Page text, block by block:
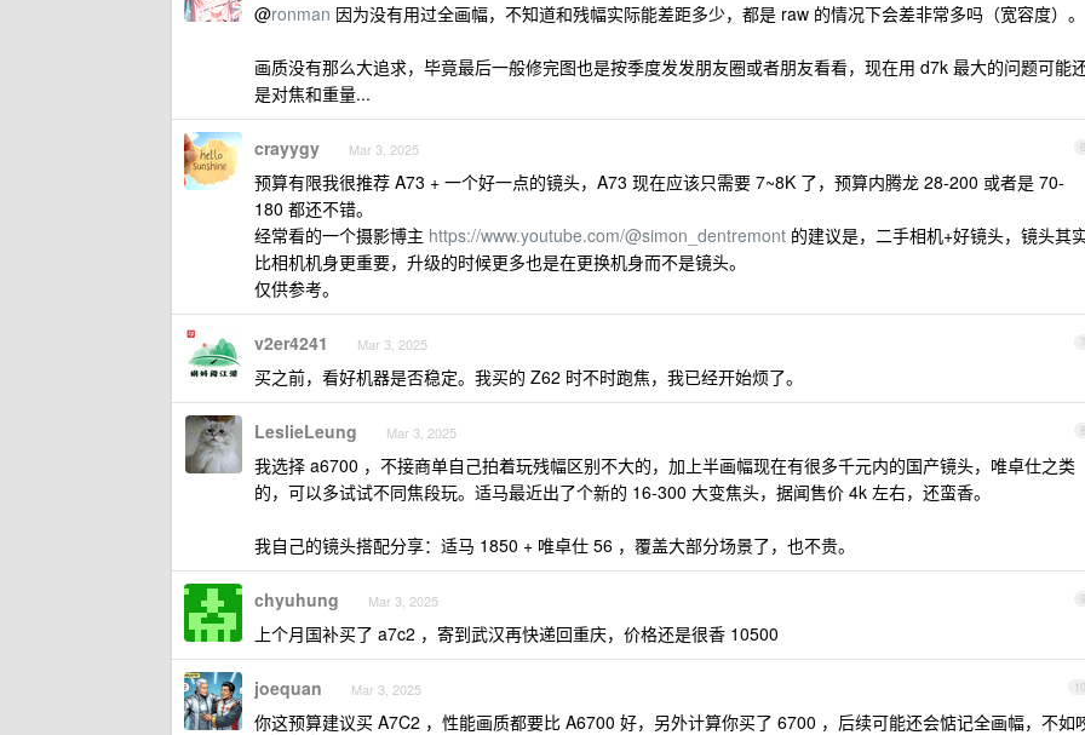
@ronman 因为没有用过全画幅，不知道和残幅实际能差距多少，都是 raw 的情况下会差非常多吗（宽容度）。
画质没有那么大追求，毕竟最后一般修完图也是按季度发发朋友圈或者朋友看看，现在用 d7k 最大的问题可能
是对焦和重量...
6
crayygy Mar 3, 2025
预算有限我很推荐 A73 + 一个好一点的镜头，A73 现在应该只需要 7~8K 了，预算内腾龙 28-200 或者是 70-
180 都还不错。
经常看的一个摄影博主 https://www.youtube.com/@simon_dentremont 的建议是，二手相机+好镜头，镜头其
比相机机身更重要，升级的时候更多也是在更换机身而不是镜头。
仅供参考。
7
v2er4241 Mar 3, 2025
买之前，看好机器是否稳定。我买的 Z62 时不时跑焦，我已经开始烦了。
8
LeslieLeung Mar 3, 2025
我选择 a6700 ，不接商单自己拍着玩残幅区别不大的，加上半画幅现在有很多千元内的国产镜头，唯卓仕之类
的，可以多试试不同焦段玩。适马最近出了个新的 16-300 大变焦头，据闻售价 4k 左右，还蛮香。
我自己的镜头搭配分享：适马 1850 + 唯卓仕 56 ，覆盖大部分场景了，也不贵。
9
chyuhung Mar 3, 2025
上个月国补买了 a7c2 ，寄到武汉再快递回重庆，价格还是很香 10500
10
joequan Mar 3, 2025
你这预算建议买 A7C2 ，性能画质都要比 A6700 好，另外计算你买了 6700 ，后续可能还会惦记全画幅，不如